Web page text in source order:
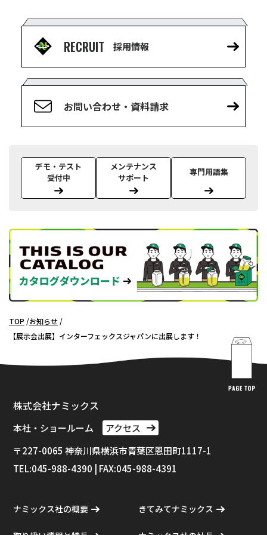
RECRUIT 採用情報
お問い合わせ・資料請求
デモ・テスト
受付中
メンテナンス
サポート
専門用語集
TOP お知らせ
【展示会出展】インターフェックスジャパンに出展します！
株式会社ナミックス
本社・ショールーム
アクセス
〒227-0065 神奈川県横浜市⻘葉区恩田町1117-1
TEL:045-988-4390 | FAX:045-988-4391
ナミックス社の概要 きてみてナミックス